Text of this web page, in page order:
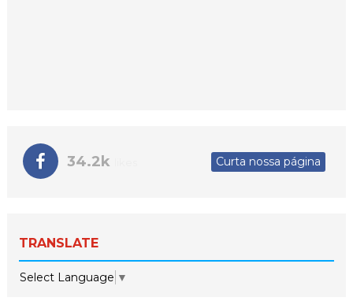
34.2k Curta nossa página
TRANSLATE
Select Language ▼